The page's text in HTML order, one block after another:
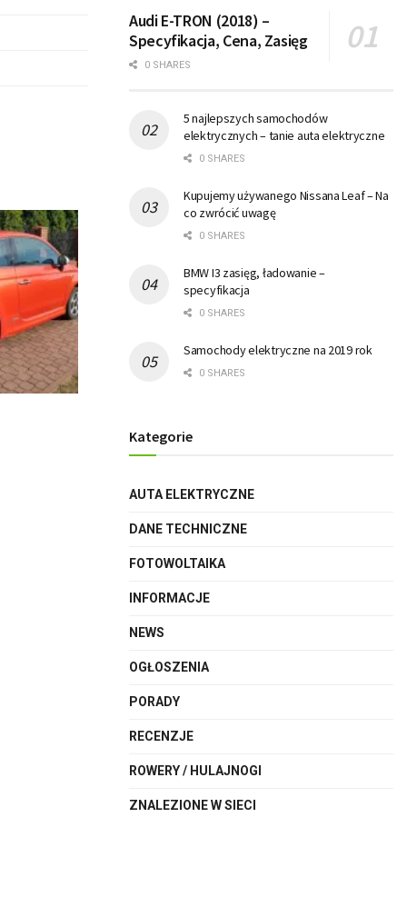
Audi E-TRON (2018) –
Specyfikacja, Cena, Zasięg
0 SHARES
5 najlepszych samochodów
elektrycznych – tanie auta elektryczne
0 SHARES
Kupujemy używanego Nissana Leaf – Na
co zwrócić uwagę
0 SHARES
BMW I3 zasięg, ładowanie –
specyfikacja
0 SHARES
Samochody elektryczne na 2019 rok
0 SHARES
Kategorie
AUTA ELEKTRYCZNE
DANE TECHNICZNE
FOTOWOLTAIKA
INFORMACJE
NEWS
OGŁOSZENIA
PORADY
RECENZJE
ROWERY / HULAJNOGI
ZNALEZIONE W SIECI